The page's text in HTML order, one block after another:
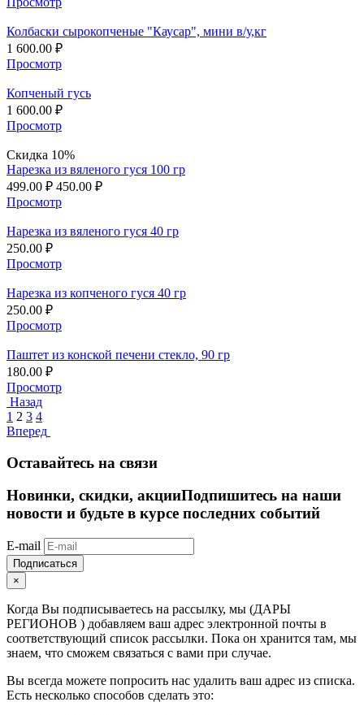
Колбаски сырокопченые "Каусар", мини в/у,кг
1 600.00 ₽
Просмотр
Копченый гусь
1 600.00 ₽
Просмотр
Скидка 10%
Нарезка из вяленого гуся 100 гр
499.00 ₽ 450.00 ₽
Просмотр
Нарезка из вяленого гуся 40 гр
250.00 ₽
Просмотр
Нарезка из копченого гуся 40 гр
250.00 ₽
Просмотр
Паштет из конской печени стекло, 90 гр
180.00 ₽
Просмотр
Назад
1 2 3 4
Вперед
Оставайтесь на связи
Новинки, скидки, акцииПодпишитесь на наши
новости и будьте в курсе последних событий
E-mail
Подписаться
×
Когда Вы подписываетесь на рассылку, мы (ДАРЫ
РЕГИОНОВ ) добавляем ваш адрес электронной почты в
соответствующий список рассылки. Пока он хранится там, мы
знаем, что сможем связаться с вами при случае.
Вы всегда можете попросить нас удалить ваш адрес из списка.
Есть несколько способов сделать это: